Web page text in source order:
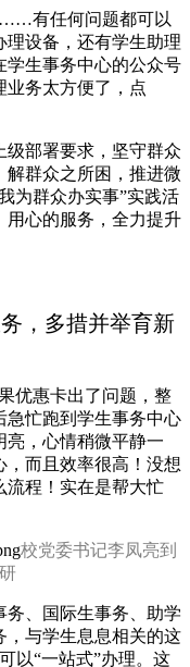
……有任何问题都可以
设备，还有学生助理
学生事务中心的公众号
业务太方便了，点
级部署要求，坚守群众
解群众之所困，推进微
为群众办实事”实践活
用心的服务，全力提升
，多措并举育新
优惠卡出了问题，整
急忙跑到学生事务中心
亮，心情稍微平静一
，而且效率很高！没想
流程！实在是帮大忙
校党委书记李凤亮到
、国际生事务、助学
，与学生息息相关的这
以“一站式”办理。这